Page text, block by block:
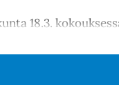
18.3.